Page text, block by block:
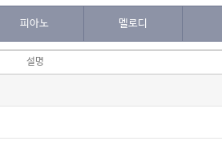
피아노 멜로디
설명